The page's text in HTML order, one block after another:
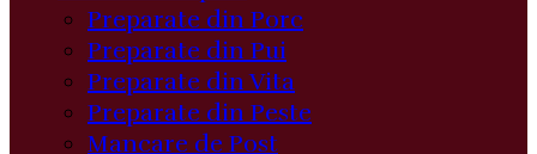
Preparate din Porc
Preparate din Pui
Preparate din Vita
Preparate din Peste
Mancare de Post